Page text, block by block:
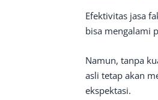
Efektivitas jasa
bisa mengalami
Namun, tanpa
asli tetap akan
ekspektasi.